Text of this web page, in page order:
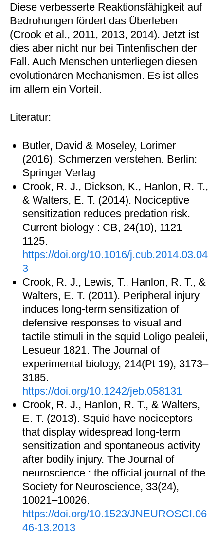
Diese verbesserte Reaktionsfähigkeit auf
Bedrohungen fördert das Überleben
(Crook et al., 2011, 2013, 2014). Jetzt ist
dies aber nicht nur bei Tintenfischen der
Fall. Auch Menschen unterliegen diesen
evolutionären Mechanismen. Es ist alles
im allem ein Vorteil.
Literatur:
Butler, David & Moseley, Lorimer
(2016). Schmerzen verstehen. Berlin:
Springer Verlag
Crook, R. J., Dickson, K., Hanlon, R. T.,
& Walters, E. T. (2014). Nociceptive
sensitization reduces predation risk.
Current biology : CB, 24(10), 1121–
1125.
https://doi.org/10.1016/j.cub.2014.03.04
3
Crook, R. J., Lewis, T., Hanlon, R. T., &
Walters, E. T. (2011). Peripheral injury
induces long-term sensitization of
defensive responses to visual and
tactile stimuli in the squid Loligo pealeii,
Lesueur 1821. The Journal of
experimental biology, 214(Pt 19), 3173–
3185.
https://doi.org/10.1242/jeb.058131
Crook, R. J., Hanlon, R. T., & Walters,
E. T. (2013). Squid have nociceptors
that display widespread long-term
sensitization and spontaneous activity
after bodily injury. The Journal of
neuroscience : the official journal of the
Society for Neuroscience, 33(24),
10021–10026.
https://doi.org/10.1523/JNEUROSCI.06
46-13.2013